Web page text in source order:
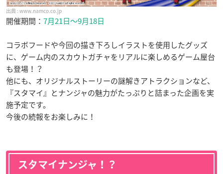
www.namco.co.jp
開催期間： 7月21日〜9月18日
コラボフードや今回の描き下ろしイラストを使用したグッズ
に、ゲーム内のスカウトガチャをリアルに楽しめるゲーム屋台
も登場！？
他にも、オリジナルストーリーの謎解きアトラクションなど、
『スタマイ』とナンジャの魅力がたっぷりと詰まった企画を実
施予定です。
今後の続報をお楽しみに！
スタマイナンジャ！？